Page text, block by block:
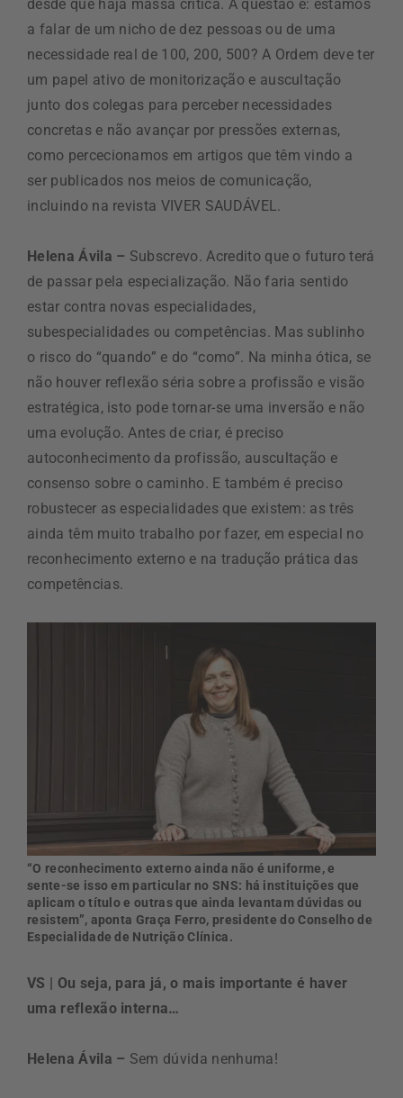
desde que haja massa crítica. A questão é: estamos
a falar de um nicho de dez pessoas ou de uma
necessidade real de 100, 200, 500? A Ordem deve ter
um papel ativo de monitorização e auscultação
junto dos colegas para perceber necessidades
concretas e não avançar por pressões externas,
como percecionamos em artigos que têm vindo a
ser publicados nos meios de comunicação,
incluindo na revista VIVER SAUDÁVEL.
Helena Ávila – Subscrevo. Acredito que o futuro terá
de passar pela especialização. Não faria sentido
estar contra novas especialidades,
subespecialidades ou competências. Mas sublinho
o risco do “quando” e do “como”. Na minha ótica, se
não houver reflexão séria sobre a profissão e visão
estratégica, isto pode tornar-se uma inversão e não
uma evolução. Antes de criar, é preciso
autoconhecimento da profissão, auscultação e
consenso sobre o caminho. E também é preciso
robustecer as especialidades que existem: as três
ainda têm muito trabalho por fazer, em especial no
reconhecimento externo e na tradução prática das
competências.
“O reconhecimento externo ainda não é uniforme, e
sente-se isso em particular no SNS: há instituições que
aplicam o título e outras que ainda levantam dúvidas ou
resistem”, aponta Graça Ferro, presidente do Conselho de
Especialidade de Nutrição Clínica.
VS | Ou seja, para já, o mais importante é haver
uma reflexão interna…
Helena Ávila – Sem dúvida nenhuma!